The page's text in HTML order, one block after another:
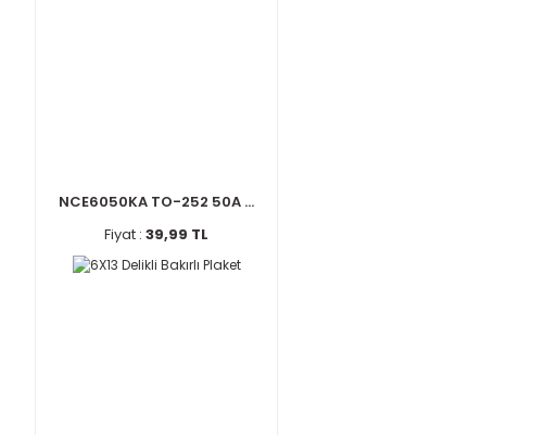
NCE6050KA TO-252 50A ...
Fiyat : 39,99 TL